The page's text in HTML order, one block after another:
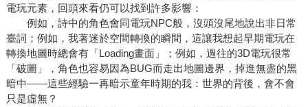
電玩元素，回頭來看仍可以找到許多影響：
例如，詩中的角色會同電玩NPC般，沒頭沒尾地說出非日常
臺詞；例如，我著迷於空間轉換的瞬間，這讓我想起早期電玩在
轉換地圖時總會有「Loading畫面」；例如，過往的3D電玩很常
「破圖」，角色也容易因為BUG而走出地圖邊界，掉進無盡的黑
暗中——這些經驗一再暗示童年時期的我：世界的背後，會不會
只是虛無？